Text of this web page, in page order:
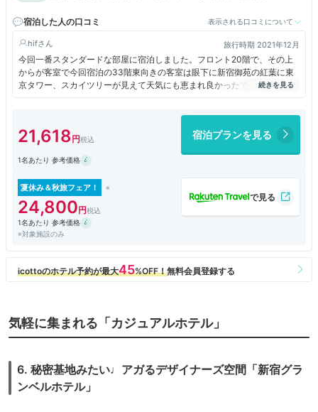
宿泊した人の口コミ 表示される口コミについて
hif 旅行時期 2021年12月
今回一番スタンダードな部屋に宿泊しました。フロント20階で、その上
からが客室で今回宿泊の33階東向きの客室は眼下に新宿御苑の紅葉に東
京タワー、スカイツリーが見えて天気にも恵まれ良かったですね。部屋は
１９㎡でデュベスタイルのベッドメイキングに貸し出しの加湿空気清浄
スも始まって利用しやすい価格で美味しかったですね！朝食はビュッフェ
で眺望もよく明治神宮が見える席でゆっくり出来ました。シェフのサービ
スとしてオムレツとローストビーフのカッティングサービス、バナナジュ
21,618 宿泊プランを見る
1名あたり 参考価格
夏休み＆秋旅フェア！
24,800
1名あたり 参考価格
※対象施設のみ
気軽に集まれる「カジュアルホテル」
6. 秘密基地みたい♩アガるデザイナーズ空間「新宿グラ
ンベルホテル」